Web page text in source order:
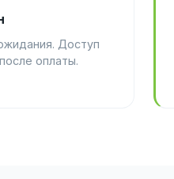
Доступ
оплаты.